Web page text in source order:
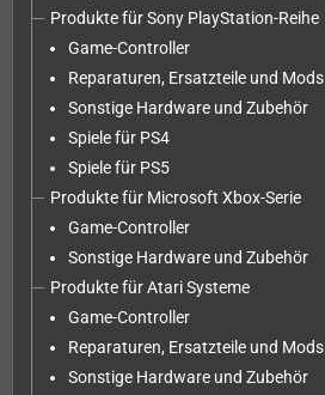
Produkte für Sony PlayStation-Reihe
Game-Controller
Reparaturen, Ersatzteile und Mods
Sonstige Hardware und Zubehör
Spiele für PS4
Spiele für PS5
Produkte für Microsoft Xbox-Serie
Game-Controller
Sonstige Hardware und Zubehör
Produkte für Atari Systeme
Game-Controller
Reparaturen, Ersatzteile und Mods
Sonstige Hardware und Zubehör